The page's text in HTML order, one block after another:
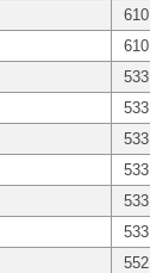
610
610
533
533
533
533
533
533
552